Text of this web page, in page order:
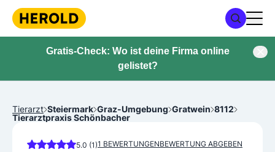
Gratis-Check: Wo ist deine Firma online
gelistet?
Tierarzt Steiermark Graz-Umgebung Gratwein 8112
Tierarztpraxis Schönbacher
5.0 (1)1 BEWERTUNGENBEWERTUNG ABGEBEN